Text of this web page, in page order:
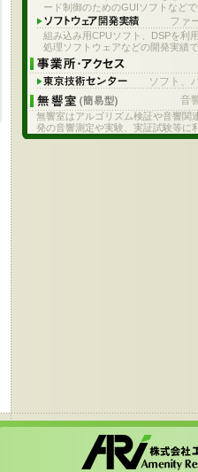
ード制御のためのGUIソフトなどで
ファ
組み込み用CPUソフト、DSPを利
処理ソフトウェアなどの開発実績で
ソフト、
音
無響室はアルゴリズム検証や音響関
発の音響測定や実験、実証試験等に